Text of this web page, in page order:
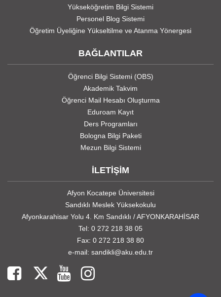
Yükseköğretim Bilgi Sistemi
Personel Blog Sistemi
Öğretim Üyeliğine Yükseltilme ve Atanma Yönergesi
BAĞLANTILAR
Öğrenci Bilgi Sistemi (OBS)
Akademik Takvim
Öğrenci Mail Hesabı Oluşturma
Eduroam Kayıt
Ders Programları
Bologna Bilgi Paketi
Mezun Bilgi Sistemi
İLETİŞİM
Afyon Kocatepe Üniversitesi
Sandıklı Meslek Yüksekokulu
Afyonkarahisar Yolu 4. Km Sandıklı / AFYONKARAHİSAR
Tel: 0 272 218 38 05
Fax: 0 272 218 38 80
e-mail: sandikli@aku.edu.tr